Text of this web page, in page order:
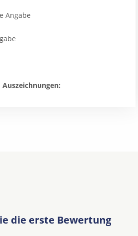
Angabe
die erste Bewertung